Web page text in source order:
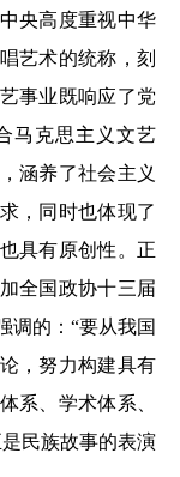
央高度重视中华
艺术的统称，刻
事业既响应了党
马克思主义文艺
涵养了社会主义
，同时也体现了
具有原创性。正
全国政协十三届
调的：“要从我国
，努力构建具有
系、学术体系、
民族故事的表演